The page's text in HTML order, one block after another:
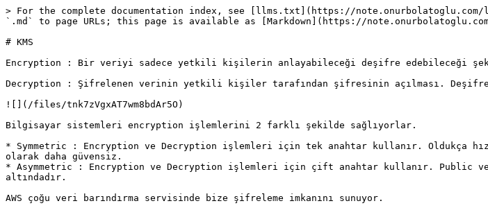
> For the complete documentation index, see [llms.txt](https://note.onurbolatoglu.com/
`.md` to page URLs; this page is available as [Markdown](https://
# KMS
Encryption : Bir veriyi sadece yetkili kişilerin anlayabileceği deşifre edebileceği
Decryption : Şifrelenen verinin yetkili kişiler tarafından şifresinin açılması. Deşifre
![](/files/tnk7zVgxAT7wm8bdAr5O)
Bilgisayar sistemleri encryption işlemlerini 2 farklı şekilde sağlıyorlar.
* Symmetric : Encryption ve Decryption işlemleri için tek anahtar kullanır. Oldukça
olarak daha güvensiz.
* Asymmetric : Encryption ve Decryption işlemleri için çift anahtar kullanır. Public ve
altındadır.
AWS çoğu veri barındırma servisinde bize şifreleme imkanını sunuyor.